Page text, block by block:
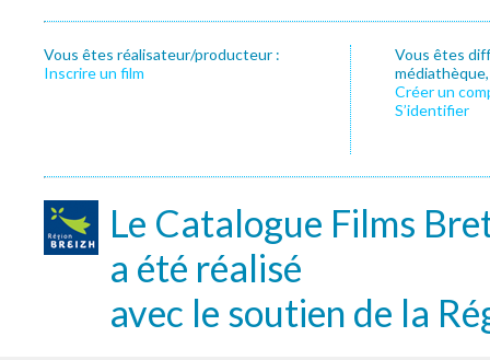
Vous êtes réalisateur/producteur :
Inscrire un film
Vous êtes
Créer un
S’identifier
Le Catalogue Films
a été réalisé
avec le soutien de la